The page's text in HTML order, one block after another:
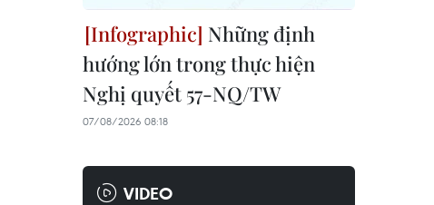
Những định
hướng lớn trong thực hiện
Nghị quyết 57-NQ/TW
07/08/2026 08:18
VIDEO